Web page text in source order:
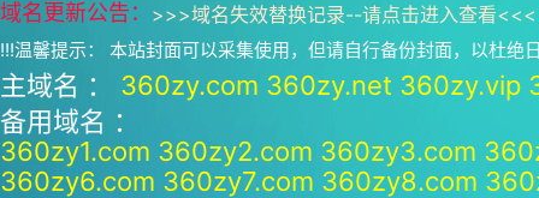
域名更新公告： >>>域名失效替换记录--请点击进入查看<<<
!!!温馨提示： 本站封面可以采集使用，但请自行备份封面，以杜绝
主域名 ： 360zy.com 360zy.net 360zy.vip
备用域名 ：
360zy1.com 360zy2.com 360zy3.com
360zy6.com 360zy7.com 360zy8.com